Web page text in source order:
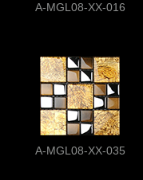
A-MGL08-XX-016
A-MGL08-XX-035